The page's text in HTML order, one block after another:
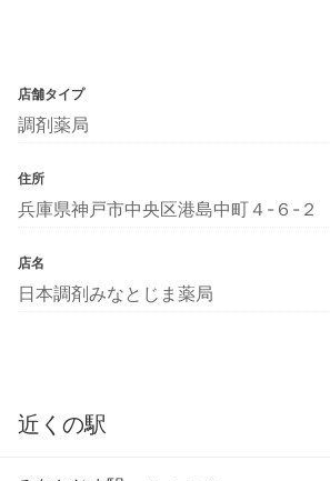
店舗タイプ
調剤薬局
住所
兵庫県神戸市中央区港島中町４-６-２
店名
日本調剤みなとじま薬局
近くの駅